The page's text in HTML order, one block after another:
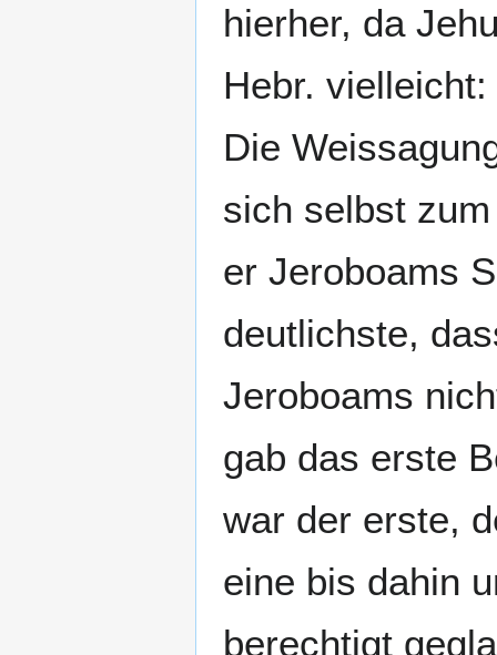
hierher, da
Hebr.
Die
sich selbst
er Jeroboams
deutlichste,
Jeroboams
gab das erste
war der erste,
eine bis dahin
berechtigt